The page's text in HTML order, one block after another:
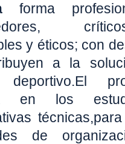
forma
y éticos; con
a la
deportivo.El
en los
de